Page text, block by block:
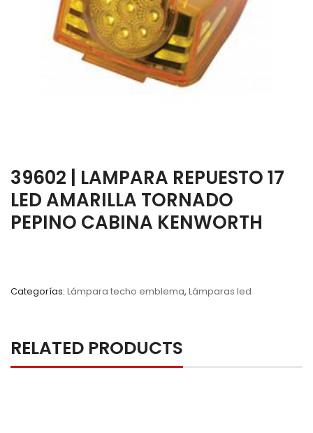
39602 | LAMPARA REPUESTO 17
LED AMARILLA TORNADO
PEPINO CABINA KENWORTH
Categorías: Lámpara techo emblema, Lámparas led
RELATED PRODUCTS